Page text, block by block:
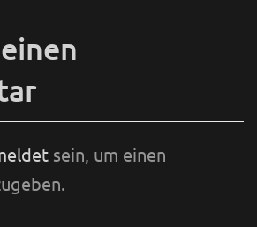
sein, um einen